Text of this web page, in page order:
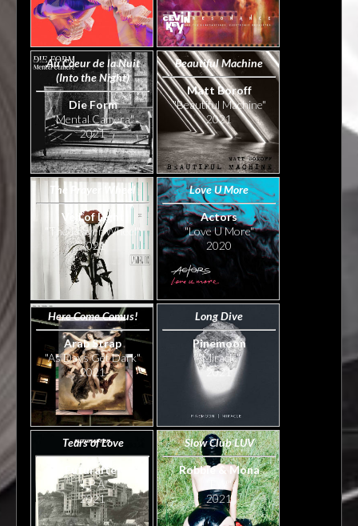
Au Coeur de la Nuit
(Into the Night)
Die Form
"Mental Camera"
2021
Beautiful Machine
Matt Boroff
"Beautiful Machine"
2021
The Prayer Wheel
Veil of Light
"The Prayer Wheel"
2021
Love U More
Actors
"Love U More"
2020
Here Come Comus!
Arab Strap
"As Days Get Dark"
2021
Long Dive
Pinemoon
"Miracle"
2021
Tears of Love
Futurafter
"EP A"
2021
Slow Club LUV
Robbie & Mona
"EW"
2021